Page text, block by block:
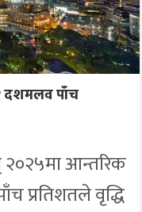
दशमलव पाँच
२०२५मा आन्तरिक
प्रतिशतले वृद्धि